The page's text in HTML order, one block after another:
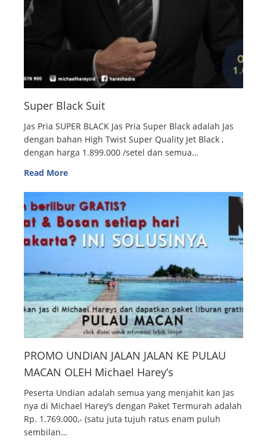
Super Black Suit
Jas Pria SUPER BLACK Jas Pria Super Black adalah Jas
dengan bahan High Twist Super Quality Jet Black ,
dengan harga 1.899.000 /setel dan semua…
Read More
PROMO UNDIAN JALAN JALAN KE PULAU
MACAN OLEH Michael Harey’s
Peserta Undian adalah semua yang menjahit kan Jas
nya di Michael Harey’s dengan Paket Termurah adalah
Rp. 1.769.000,- (satu juta tujuh ratus enam puluh
sembilan…